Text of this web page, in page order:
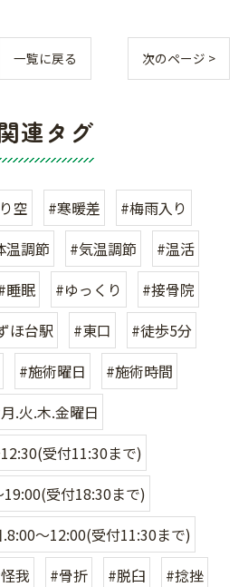
一覧に戻る 次のページ >
連タグ
空 #寒暖差
#梅雨入り
温調節 #気温調節
#温活
睡眠 #ゆっくり
#接骨院
ほ台駅 #東口
#徒歩5分
#施術曜日
#施術時間
.火.木.金曜日
受付11:30まで)
受付18:30まで)
〜12:00(受付11:30まで)
我 #骨折 #脱臼
#捻挫